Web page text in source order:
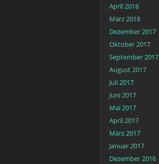
April 2018
März 2018
Dezember 2017
Oktober 2017
September 2017
August 2017
Juli 2017
Juni 2017
Mai 2017
April 2017
März 2017
Januar 2017
Dezember 2016